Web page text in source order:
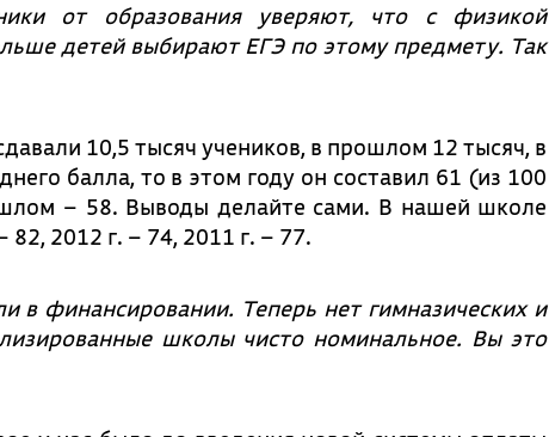
от образования уверяют, что с физикой
детей выбирают ЕГЭ по этому предмету. Так
10,5 тысяч учеников, в прошлом 12 тысяч, в
балла, то в этом году он составил 61 (из 100
– 58. Выводы делайте сами. В нашей школе
2012 г. – 74, 2011 г. – 77.
в финансировании. Теперь нет гимназических и
школы чисто номинальное. Вы это